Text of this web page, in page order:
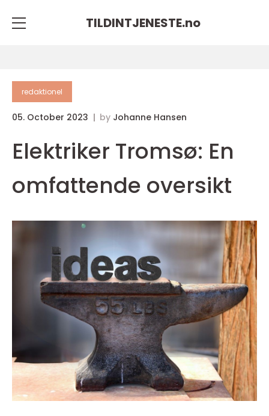
TILDINTJENESTE.no
redaktionel
05. October 2023 by Johanne Hansen
Elektriker Tromsø: En
omfattende oversikt